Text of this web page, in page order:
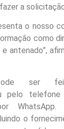
a
o nosso
como
antenado”,
pode ser
pelo
o